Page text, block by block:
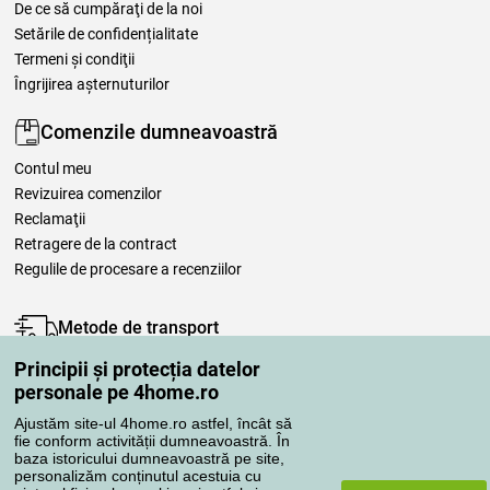
Principii și protecția datelor
personale pe 4home.ro
Ajustăm site-ul 4home.ro astfel, încât să
fie conform activității dumneavoastră. În
baza istoricului dumneavoastră pe site,
personalizăm conținutul acestuia cu
De ce să cumpăraţi de la noi
Setările de confidențialitate
Termeni şi condiţii
Îngrijirea așternuturilor
Comenzile dumneavoastră
Contul meu
Revizuirea comenzilor
Reclamaţii
Retragere de la contract
Regulile de procesare a recenziilor
Metode de transport
Metode de plată
Magazin de încredere